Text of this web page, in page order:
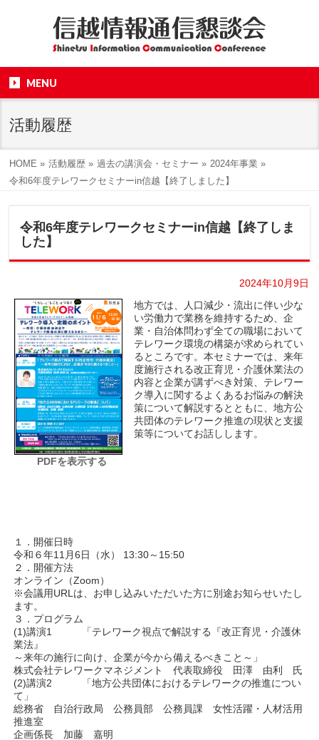
MENU
活動履歴
HOME » 活動履歴 » 過去の講演会・セミナー » 2024年事業 »
令和6年度テレワークセミナーin信越【終了しました】
令和6年度テレワークセミナーin信越【終了しま
した】
2024年10月9日
PDFを表示する
地方では、人口減少・流出に伴い少な
い労働力で業務を維持するため、企
業・自治体問わず全ての職場において
テレワーク環境の構築が求められてい
るところです。本セミナーでは、来年
度施行される改正育児・介護休業法の
内容と企業が講ずべき対策、テレワー
ク導入に関するよくあるお悩みの解決
策について解説するとともに、地方公
共団体のテレワーク推進の現状と支援
策等についてお話しします。
１．開催日時
令和６年11月6日（水） 13:30～15:50
２．開催方法
オンライン（Zoom）
※会議用URLは、お申し込みいただいた方に別途お知らせいたし
ます。
３．プログラム
(1)講演1 「テレワーク視点で解説する『改正育児・介護休
業法』
～来年の施行に向け、企業が今から備えるべきこと～」
株式会社テレワークマネジメント 代表取締役 田澤 由利 氏
(2)講演2 「地方公共団体におけるテレワークの推進につい
て」
総務省 自治行政局 公務員部 公務員課 女性活躍・人材活用
推進室
企画係長 加藤 嘉明